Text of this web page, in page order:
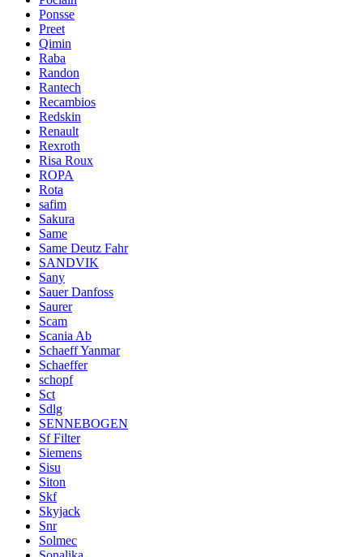
Ponsse
Preet
Qimin
Raba
Randon
Rantech
Recambios
Redskin
Renault
Rexroth
Risa Roux
ROPA
Rota
safim
Sakura
Same
Same Deutz Fahr
SANDVIK
Sany
Sauer Danfoss
Saurer
Scam
Scania Ab
Schaeff Yanmar
Schaeffer
schopf
Sct
Sdlg
SENNEBOGEN
Sf Filter
Siemens
Sisu
Siton
Skf
Skyjack
Snr
Solmec